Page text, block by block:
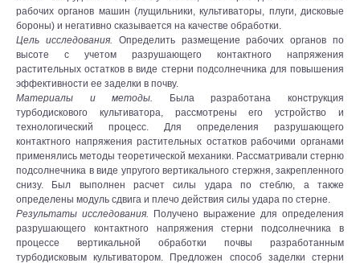
рабочих органов машин (лущильники, культиваторы, плуги, дисковые
бороны) и негативно сказывается на качестве обработки.
Цель исследования. Определить размещение рабочих органов по
высоте с учетом разрушающего контактного напряжения
растительных остатков в виде стерни подсолнечника для повышения
эффективности ее заделки в почву.
Материалы и методы. Была разработана конструкция
турбодискового культиватора, рассмотрены его устройство и
технологический процесс. Для определения разрушающего
контактного напряжения растительных остатков рабочими органами
применялись методы теоретической механики. Рассматривали стерню
подсолнечника в виде упругого вертикального стержня, закрепленного
снизу. Был выполнен расчет силы удара по стеблю, а также
определены модуль сдвига и плечо действия силы удара по стерне.
Результаты исследования. Получено выражение для определения
разрушающего контактного напряжения стерни подсолнечника в
процессе вертикальной обработки почвы разработанным
турбодисковым культиватором. Предложен способ заделки стерни